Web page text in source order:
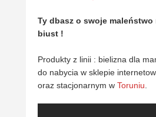
Ty dbasz o swoje maleństwo
biust !
Produkty z linii : bielizna dla
do nabycia w sklepie
oraz stacjonarnym w Toruniu